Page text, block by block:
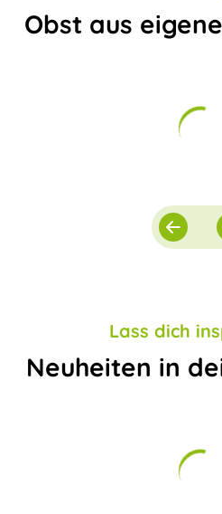
Obst aus
Lass dich
Neuheiten in